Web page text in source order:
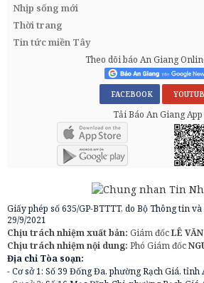
Nhịp sống mới
Thời trang
Tin tức miền Tây
Theo dõi báo An Giang
FACEBOOK
Tải Báo An Giang App
Giấy phép số 635/GP-BTTTT, do Bộ Thông tin
29/9/2021
Chịu trách nhiệm xuất bản: Giám đốcLÊ
Chịu trách nhiệm nội dung: Phó Giám đốc
Địa chỉ Tòa soạn:
- Cơ sở 1: Số 39 Đống Đa, phường Rạch Giá, tỉnh